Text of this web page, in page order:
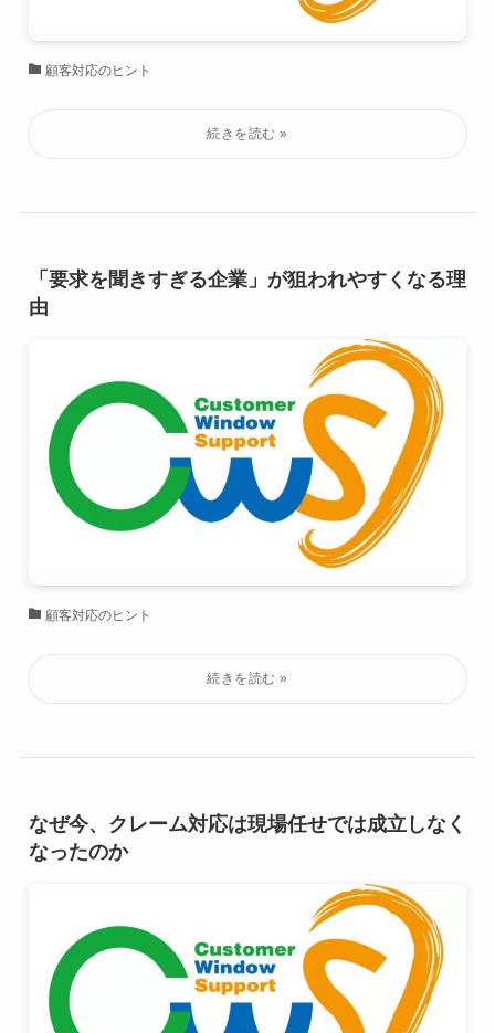
顧客対応のヒント
「要求を聞きすぎる企業」が狙われやすくなる理
由
顧客対応のヒント
なぜ今、クレーム対応は現場任せでは成立しなく
なったのか